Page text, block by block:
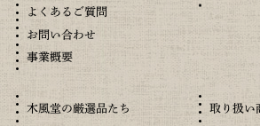
よくあるご質問
お問い合わせ
事業概要
木風堂の厳選品たち 取り扱い